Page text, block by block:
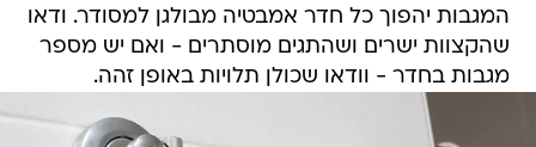
המגבות יהפוך כל חדר אמבטיה מבולגן למסודר. ודאו
שהקצוות ישרים ושהתגים מוסתרים - ואם יש מספר
מגבות בחדר - וודאו שכולן תלויות באופן זהה.